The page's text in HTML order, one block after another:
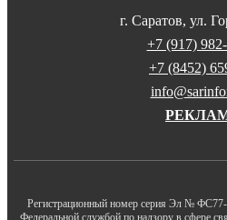
г. Саратов, ул.
+7 (917)
+7 (8452)
Регистрационный номер серия Эл №
Федеральной службой по надзору в сфере